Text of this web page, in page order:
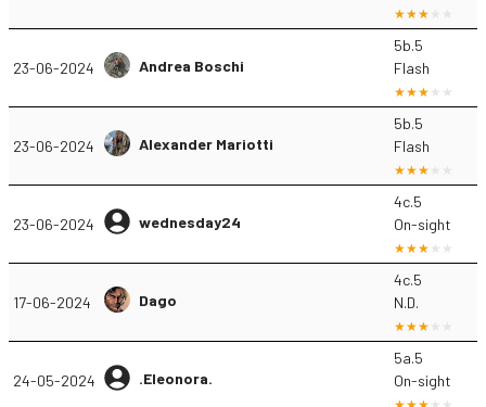
23-06-2024 Andrea Boschi
5b.5
Flash
23-06-2024 Alexander Mariotti
5b.5
Flash
23-06-2024 wednesday24
4c.5
On-sight
17-06-2024 Dago
4c.5
N.D.
24-05-2024 .Eleonora.
5a.5
On-sight